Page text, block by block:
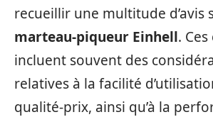
recueillir une multitude d’avis
marteau-piqueur Einhell.
incluent souvent des
relatives à la facilité
qualité-prix, ainsi qu’à la